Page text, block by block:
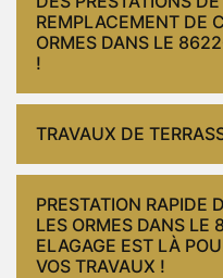
REMPLACEMENT DE
ORMES DANS LE
!
TRAVAUX DE
PRESTATION RAPIDE
LES ORMES DANS LE
ELAGAGE EST LÀ
VOS TRAVAUX !